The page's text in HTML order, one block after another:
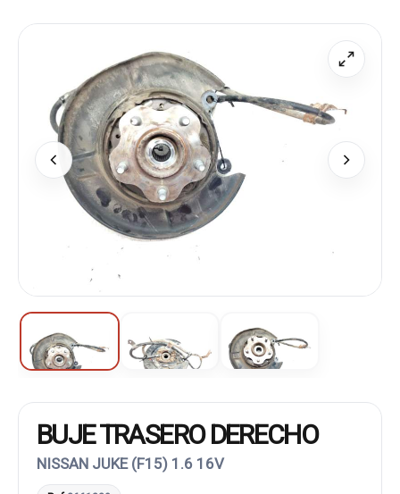
BUJE TRASERO DERECHO
NISSAN JUKE (F15) 1.6 16V